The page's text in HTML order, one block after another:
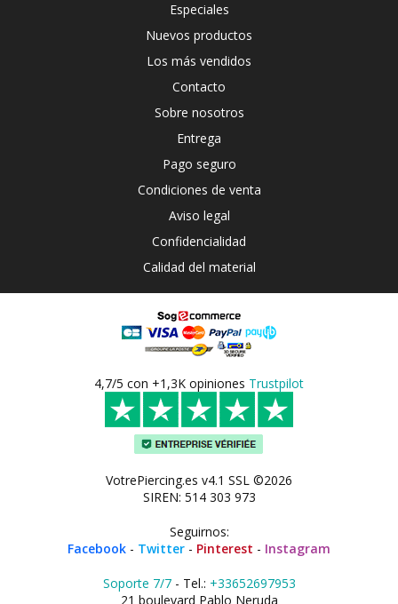
Especiales
Nuevos productos
Los más vendidos
Contacto
Sobre nosotros
Entrega
Pago seguro
Condiciones de venta
Aviso legal
Confidencialidad
Calidad del material
4,7/5 con +1,3K opiniones Trustpilot
VotrePiercing.es v4.1 SSL ©2026
SIREN: 514 303 973
Seguirnos:
Facebook - Twitter - Pinterest - Instagram
Soporte 7/7- Tel.: +33652697953
21 boulevard Pablo Neruda